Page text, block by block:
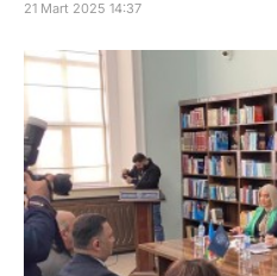
21 Mart 2025 14:37